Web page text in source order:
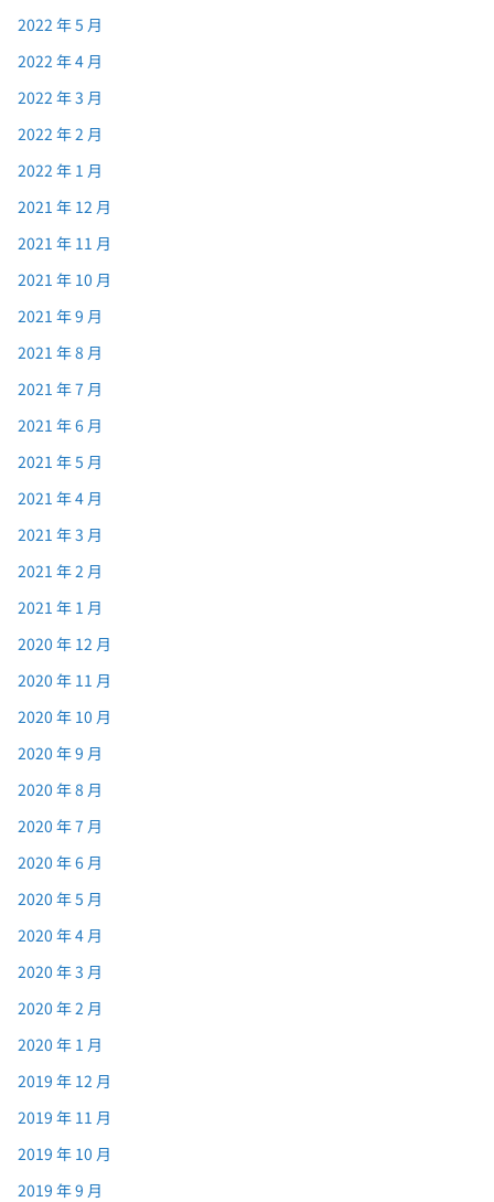
2022 年 5 月
2022 年 4 月
2022 年 3 月
2022 年 2 月
2022 年 1 月
2021 年 12 月
2021 年 11 月
2021 年 10 月
2021 年 9 月
2021 年 8 月
2021 年 7 月
2021 年 6 月
2021 年 5 月
2021 年 4 月
2021 年 3 月
2021 年 2 月
2021 年 1 月
2020 年 12 月
2020 年 11 月
2020 年 10 月
2020 年 9 月
2020 年 8 月
2020 年 7 月
2020 年 6 月
2020 年 5 月
2020 年 4 月
2020 年 3 月
2020 年 2 月
2020 年 1 月
2019 年 12 月
2019 年 11 月
2019 年 10 月
2019 年 9 月